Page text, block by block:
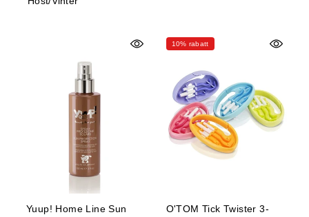
Yuup! Home Line Sun
10% rabatt
O'TOM Tick Twister 3-